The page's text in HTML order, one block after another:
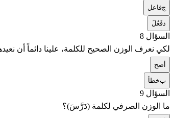
جفاعل
دفَعُلَ
السؤال 8
لكي نعرف الوزن الصحيح للكلمة، علينا دائماً أن
أصح
بخطأ
السؤال 9
ما الوزن الصرفي لكلمة (دَرَّسَ)؟